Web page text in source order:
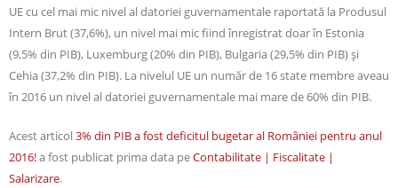
UE cu cel mai mic nivel al datoriei guvernamentale raportată la Produsul
Intern Brut (37,6%), un nivel mai mic fiind înregistrat doar în Estonia
(9,5% din PIB), Luxemburg (20% din PIB), Bulgaria (29,5% din PIB) și
Cehia (37,2% din PIB). La nivelul UE un număr de 16 state membre aveau
în 2016 un nivel al datoriei guvernamentale mai mare de 60% din PIB.
Acest articol3% din PIB a fost deficitul bugetar al României pentru anul
2016!a fost publicat prima data peContabilitate | Fiscalitate |
Salarizare.